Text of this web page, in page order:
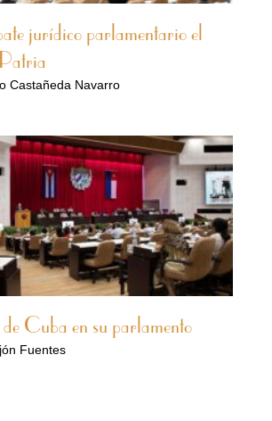
jurídico parlamentario el
Castañeda Navarro
Cuba en su parlamento
Fuentes